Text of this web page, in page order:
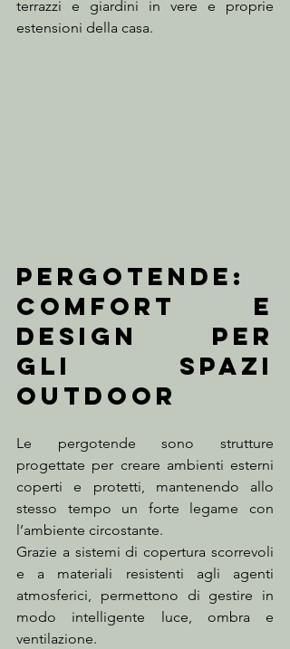
terrazzi e giardini in vere e proprie
estensioni della casa.
Pergotende:
comfort e
design per
gli spazi
outdoor
Le pergotende sono strutture
progettate per creare ambienti esterni
coperti e protetti, mantenendo allo
stesso tempo un forte legame con
l’ambiente circostante.
Grazie a sistemi di copertura scorrevoli
e a materiali resistenti agli agenti
atmosferici, permettono di gestire in
modo intelligente luce, ombra e
ventilazione.